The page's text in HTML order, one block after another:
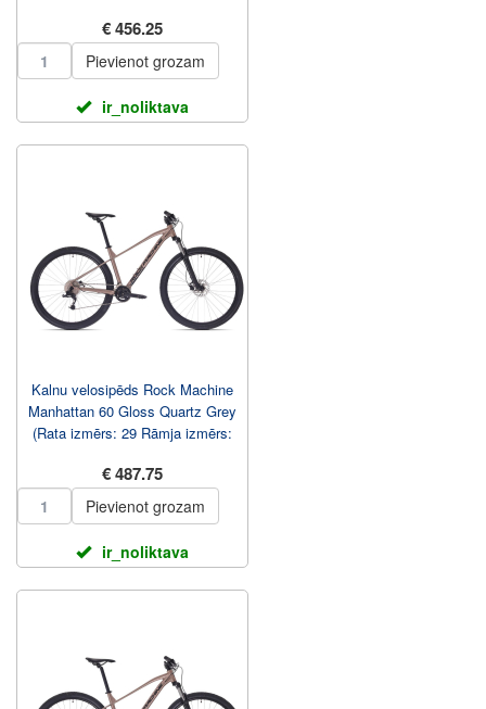
€ 456.25
Pievienot grozam
ir_noliktava
Kalnu velosipēds Rock Machine
Manhattan 60 Gloss Quartz Grey
(Rata izmērs: 29 Rāmja izmērs:
€ 487.75
Pievienot grozam
ir_noliktava